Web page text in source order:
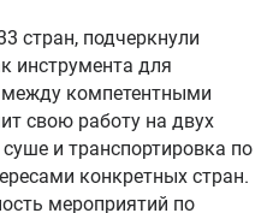
стран, подчеркнули
инструмента для
компетентными
свою работу на двух
и транспортировка по
конкретных стран.
мероприятий по